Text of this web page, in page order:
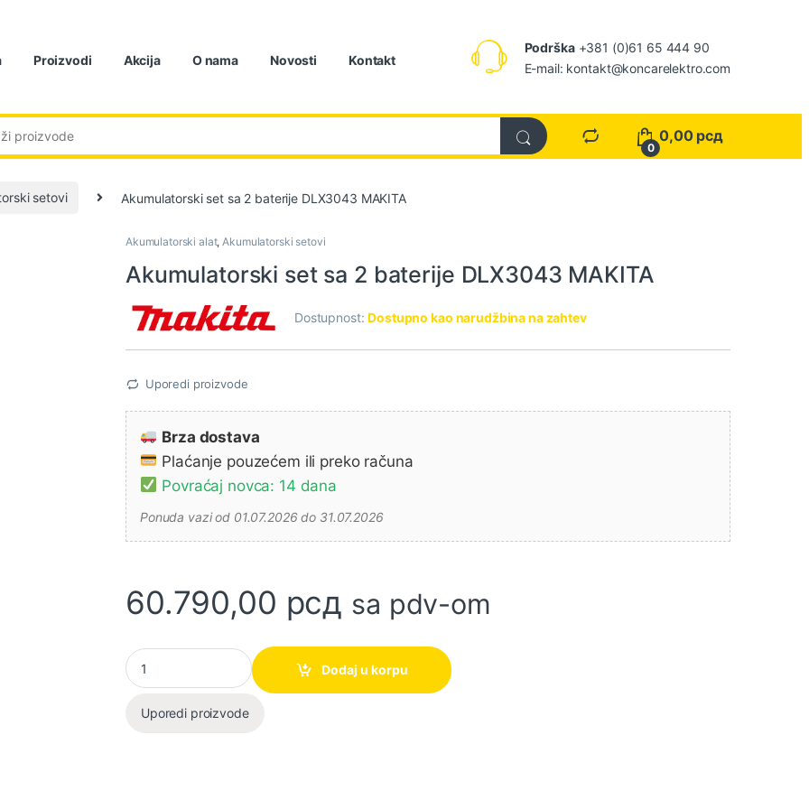
Proizvodi Akcija O nama Novosti Kontakt
Podrška+381 (0)61 65 444 90
E-mail: kontakt@koncarelektro.com
0
0,00 рсд
setovi Akumulatorski set sa 2 baterije DLX3043 MAKITA
Akumulatorski alat,Akumulatorski setovi
Akumulatorski set sa 2 baterije DLX3043 MAKITA
Dostupnost:Dostupno kao narudžbina na zahtev
Uporedi proizvode
Brza dostava
Plaćanje pouzećem ili preko računa
Povraćaj novca: 14 dana
Ponuda vazi od 01.07.2026 do 31.07.2026
60.790,00 рсд sa pdv-om
Akumulatorski set sa 2 baterije DLX3043 MAKITA količina
Dodaj u korpu
Uporedi proizvode